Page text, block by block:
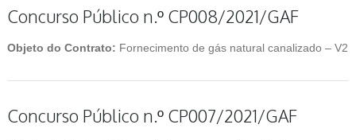
Concurso Público n.º CP008/2021/GAF
Objeto do Contrato: Fornecimento de gás natural canalizado – V2
Concurso Público n.º CP007/2021/GAF